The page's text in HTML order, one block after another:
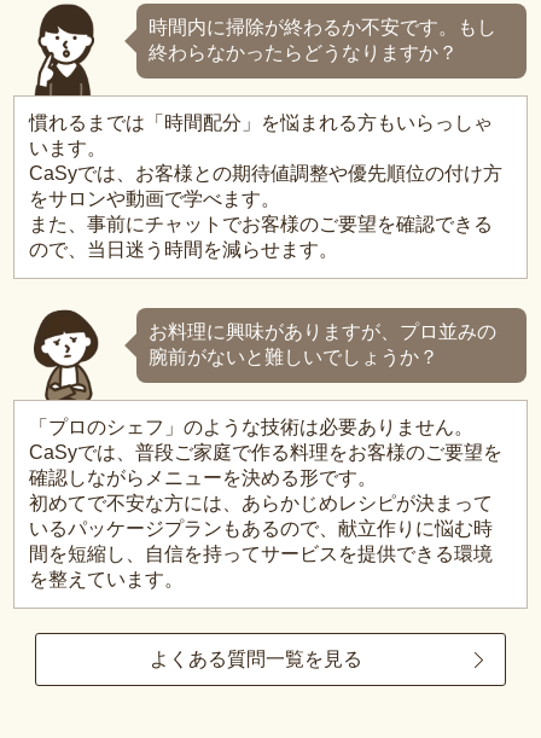
時間内に掃除が終わるか不安です。もし
終わらなかったらどうなりますか？
慣れるまでは「時間配分」を悩まれる方もいらっしゃ
います。
CaSyでは、お客様との期待値調整や優先順位の付け方
をサロンや動画で学べます。
また、事前にチャットでお客様のご要望を確認できる
ので、当日迷う時間を減らせます。
お料理に興味がありますが、プロ並みの
腕前がないと難しいでしょうか？
「プロのシェフ」のような技術は必要ありません。
CaSyでは、普段ご家庭で作る料理をお客様のご要望を
確認しながらメニューを決める形です。
初めてで不安な方には、あらかじめレシピが決まって
いるパッケージプランもあるので、献立作りに悩む時
間を短縮し、自信を持ってサービスを提供できる環境
を整えています。
よくある質問一覧を見る